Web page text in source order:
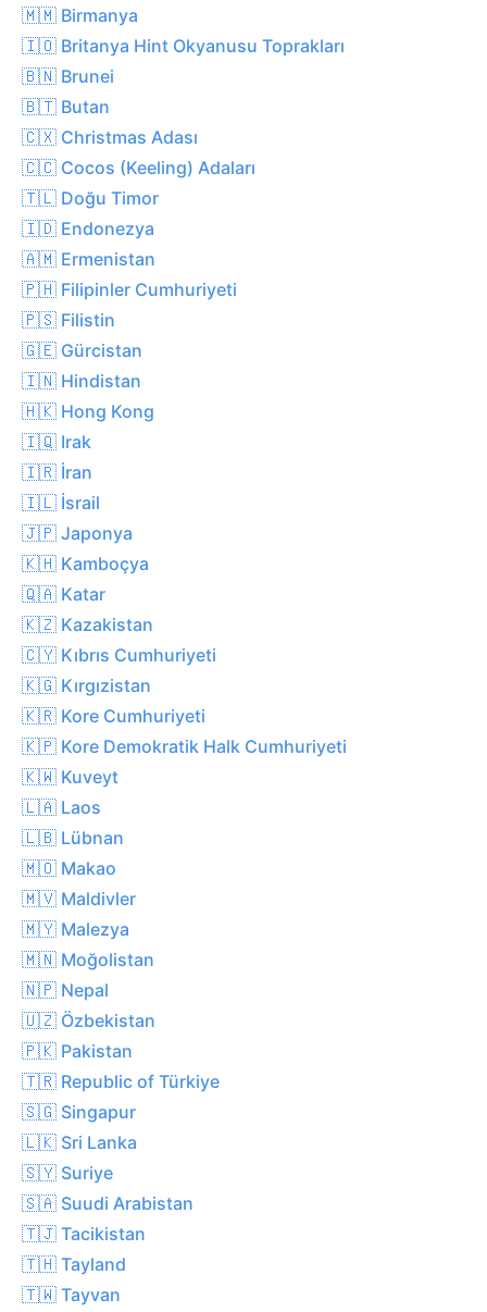
🇲🇲 Birmanya
🇮🇴 Britanya Hint Okyanusu Toprakları
🇧🇳 Brunei
🇧🇹 Butan
🇨🇽 Christmas Adası
🇨🇨 Cocos (Keeling) Adaları
🇹🇱 Doğu Timor
🇮🇩 Endonezya
🇦🇲 Ermenistan
🇵🇭 Filipinler Cumhuriyeti
🇵🇸 Filistin
🇬🇪 Gürcistan
🇮🇳 Hindistan
🇭🇰 Hong Kong
🇮🇶 Irak
🇮🇷 İran
🇮🇱 İsrail
🇯🇵 Japonya
🇰🇭 Kamboçya
🇶🇦 Katar
🇰🇿 Kazakistan
🇨🇾 Kıbrıs Cumhuriyeti
🇰🇬 Kırgızistan
🇰🇷 Kore Cumhuriyeti
🇰🇵 Kore Demokratik Halk Cumhuriyeti
🇰🇼 Kuveyt
🇱🇦 Laos
🇱🇧 Lübnan
🇲🇴 Makao
🇲🇻 Maldivler
🇲🇾 Malezya
🇲🇳 Moğolistan
🇳🇵 Nepal
🇺🇿 Özbekistan
🇵🇰 Pakistan
🇹🇷 Republic of Türkiye
🇸🇬 Singapur
🇱🇰 Sri Lanka
🇸🇾 Suriye
🇸🇦 Suudi Arabistan
🇹🇯 Tacikistan
🇹🇭 Tayland
🇹🇼 Tayvan